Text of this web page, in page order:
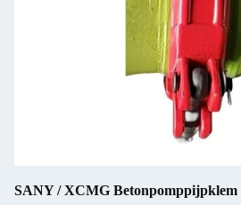
SANY / XCMG Betonpomppijpklem